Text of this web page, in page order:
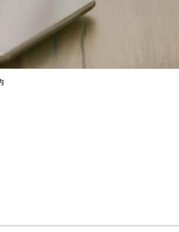
経営理念 会社
乳酸菌・酵素 サプ
クラフトビール 小麦粉
SELECT SHOP CHIKIRI
新卒向け特設サイト